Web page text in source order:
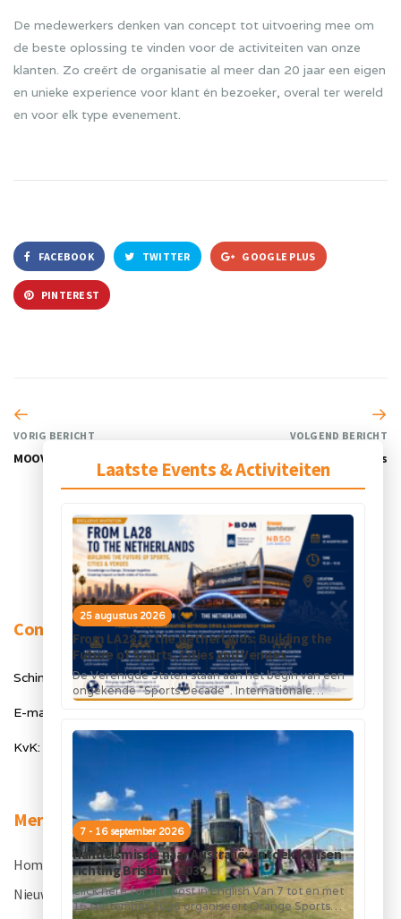
Laatste Events & Activiteiten
25 augustus 2026
From LA28 to the Netherlands: Building the
Future of Sports, Cities and Venues
De Verenigde Staten staan aan het begin van een
ongekende “Sports Decade”. Internationale
topsportevenementen en grote investeringen in
7 - 16 september 2026
Handelsmissie naar Australië: ontdek kansen
richting Brisbane 2032
Click here for the post in English Van 7 tot en met
16 september 2026 organiseert Orange Sports
De medewerkers denken van concept tot uitvoering mee om
de beste oplossing te vinden voor de activiteiten van onze
klanten. Zo creërt de organisatie al meer dan 20 jaar een eigen
en unieke experience voor klant én bezoeker, overal ter wereld
en voor elk type evenement.
FACEBOOK TWITTER GOOGLE PLUS
PINTEREST
VORIG BERICHT
MOOVZ
VOLGEND BERICHT
Nielsen Sports
Contact
Schimmelt 40, 5611 ZX Eindhoven
E-mail: info@orangesportsforum.com
KvK: 50334905
Menu
Home
Nieuws